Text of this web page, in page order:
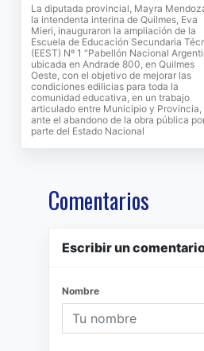
La diputada provincial, Mayra
la intendenta interina de Quilmes, Eva
Mieri, inauguraron la ampliación de la
Escuela de Educación Secundaria
(EEST) Nº 1 “Pabellón Nacional
ubicada en Andrade 800, en Quilmes
Oeste, con el objetivo de mejorar las
condiciones edilicias para toda la
comunidad educativa, en un trabajo
articulado entre Municipio y Provincia,
ante el abandono de la obra pública
parte del Estado Nacional
Comentarios
Escribir un
Nombre